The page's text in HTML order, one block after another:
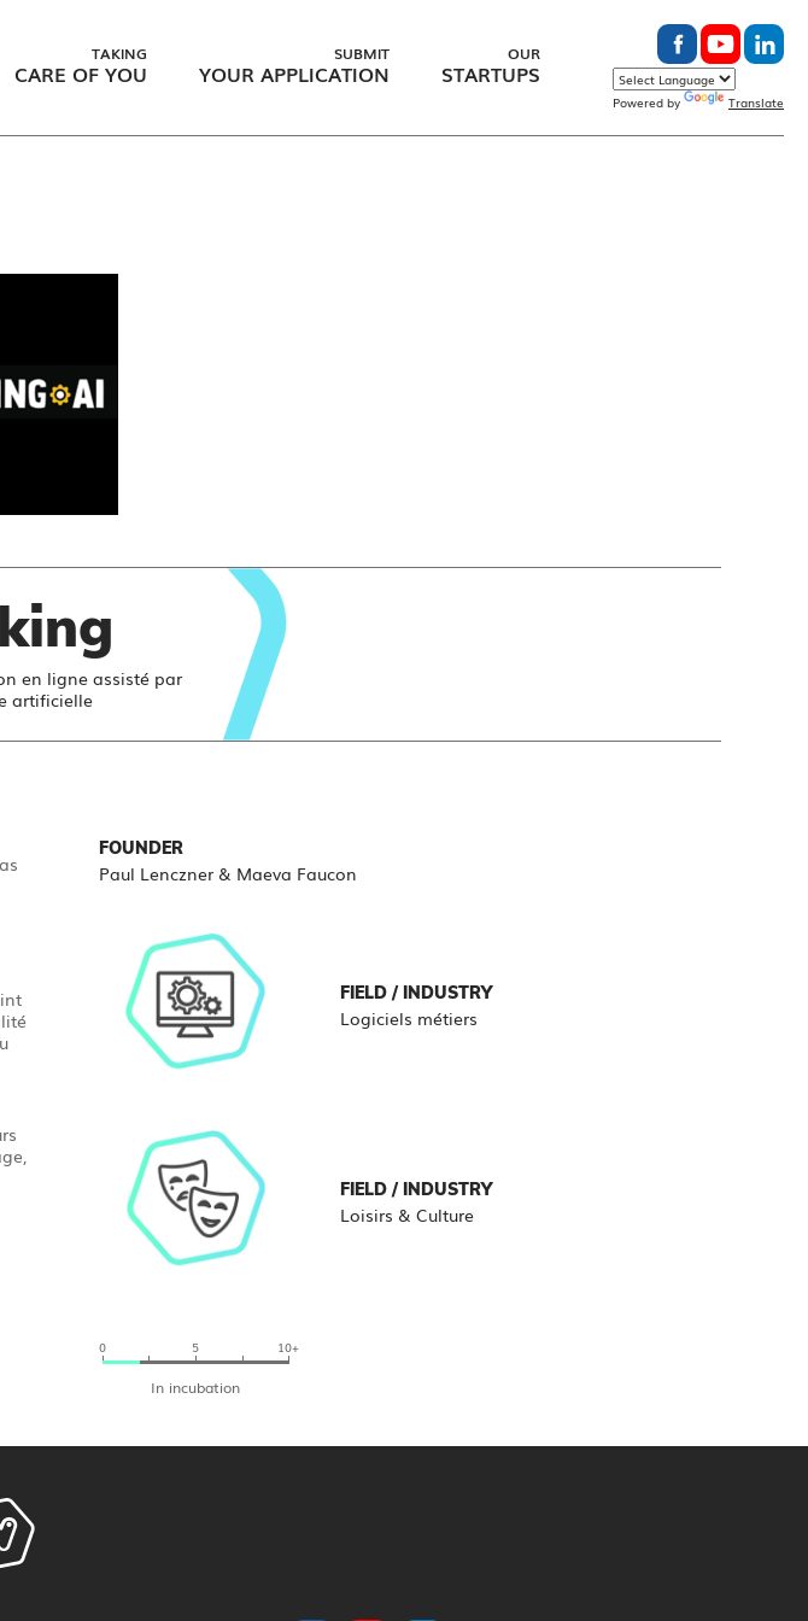
TAKING
CARE OF YOU
SUBMIT
YOUR APPLICATION
OUR
STARTUPS
Powered by Translate
en ligne assisté par
artificielle
FOUNDER
Paul Lenczner & Maeva Faucon
FIELD / INDUSTRY
Logiciels métiers
FIELD / INDUSTRY
Loisirs & Culture
0 5 10+
In incubation